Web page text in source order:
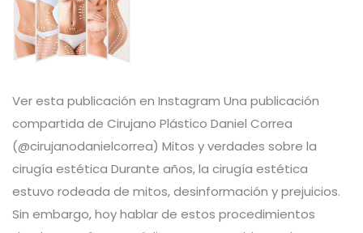
Ver esta publicación en Instagram Una publicación
compartida de Cirujano Plástico Daniel Correa
(@cirujanodanielcorrea) Mitos y verdades sobre la
cirugía estética Durante años, la cirugía estética
estuvo rodeada de mitos, desinformación y prejuicios.
Sin embargo, hoy hablar de estos procedimientos